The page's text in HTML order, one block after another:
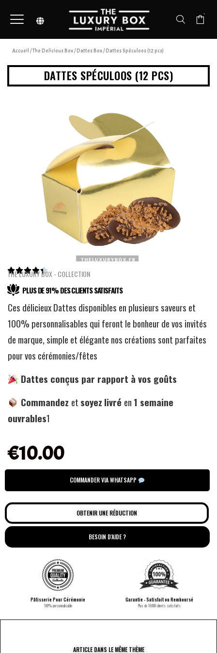
-
Accueil /The Delicious Box/Dattes Box/ Dattes Spéculoos (12 pcs)
DATTES SPÉCULOOS (12 PCS)

THE LUXURY BOX - COLLECTION
PLUS DE 91% DES CLIENTS SATISFAITS
Ces délicieux Dattes disponibles en plusieurs saveurs et
100% personnalisables qui feront le bonheur de vos invités
de marque, simple et élégante nos créations sont parfaites
pour vos cérémonies/fêtes
Dattes conçus par rapport à vos goûts
Commandez et soyez livré en 1 semaine
ouvrables1
€10.00
COMMANDER VIA WHATSAPP
OBTENIR UNE RÉDUCTION
BESOIN D'AIDE ?
Pâtisserie Pour Cérémonie
100% personnalisable
Garantie - Satisfait ou Remboursé
Plus de 10.000 clients satisfaits
ARTICLE DANS LE MÊME THÈME